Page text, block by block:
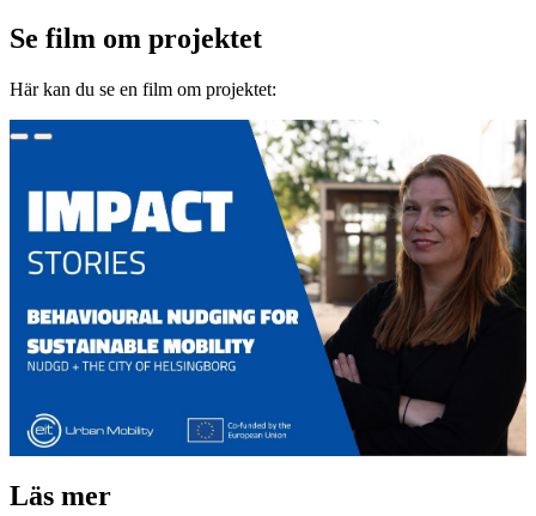
Se film om projektet
Här kan du se en film om projektet:
Läs mer